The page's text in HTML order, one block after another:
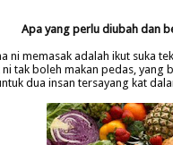
Apa yang perlu diubah dan
ni memasak adalah ikut suka
ni tak boleh makan pedas, yang
dua insan tersayang kat